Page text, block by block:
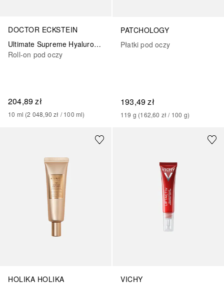
DOCTOR ECKSTEIN
Ultimate Supreme Hyaluron Eye Roll-On
Roll-on pod oczy
204,89 zł
10 ml (2 048,90 zł / 100 ml)
PATCHOLOGY
Płatki pod oczy
193,49 zł
119 g (162,60 zł / 100 g)
HOLIKA HOLIKA
VICHY